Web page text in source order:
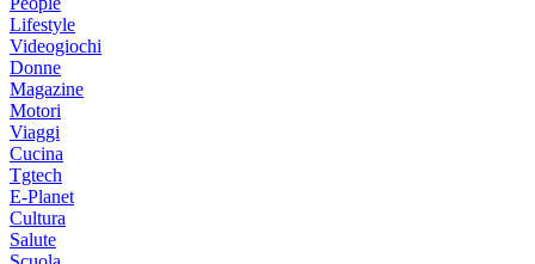
Lifestyle
Videogiochi
Donne
Magazine
Motori
Viaggi
Cucina
Tgtech
E-Planet
Cultura
Salute